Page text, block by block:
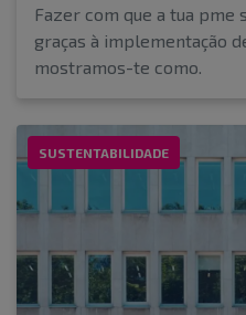
Fazer com que a tua pme
graças à implementação
mostramos-te como.
SUSTENTABILIDADE